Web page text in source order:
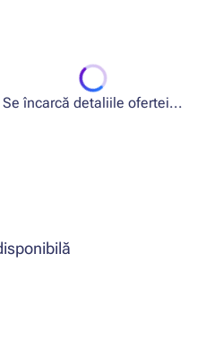
Se încarcă detaliile ofertei...